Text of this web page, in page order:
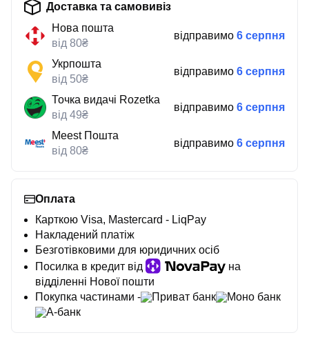
Доставка та самовивіз
Нова пошта
від 80₴
відправимо 6 серпня
Укрпошта
від 50₴
відправимо 6 серпня
Точка видачі Rozetka
від 49₴
відправимо 6 серпня
Meest Пошта
від 80₴
відправимо 6 серпня
Оплата
Карткою Visa, Mastercard - LiqPay
Накладений платіж
Безготівковими для юридичних осіб
Посилка в кредит від
на
відділенні Нової пошти
Покупка частинами -
Приват банк
Моно банк
А-банк